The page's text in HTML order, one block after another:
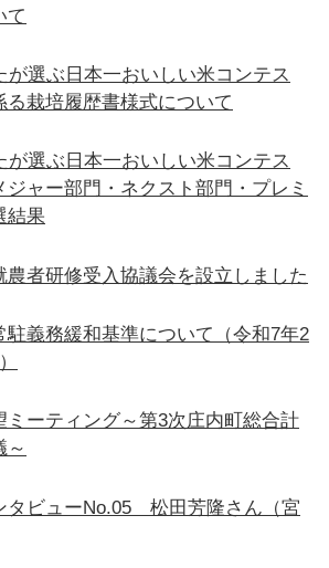
て
が選ぶ日本一おいしい米コンテス
る栽培履歴書様式について
が選ぶ日本一おいしい米コンテス
ジャー部門・ネクスト部門・プレミ
結果
農者研修受入協議会を設立しました
駐義務緩和基準について（令和7年2
ミーティング～第3次庄内町総合計
～
タビューNo.05 松田芳隆さん（宮